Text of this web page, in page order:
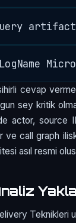
cevap
sey kritik
actor, source
ve call graph
asıl resmi
Teknikleri